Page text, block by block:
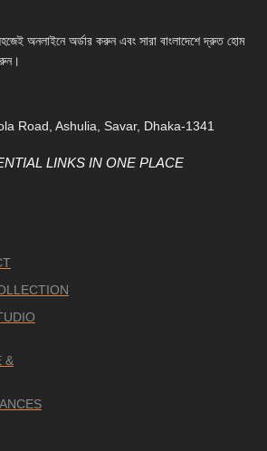
অনলাইনে অর্ডার করুন এবং সারা বাংলাদেশে দ্রুত হোম
Road, Ashulia, Savar, Dhaka-1341
LINKS IN ONE PLACE
&